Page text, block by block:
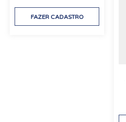
FAZER CADASTRO